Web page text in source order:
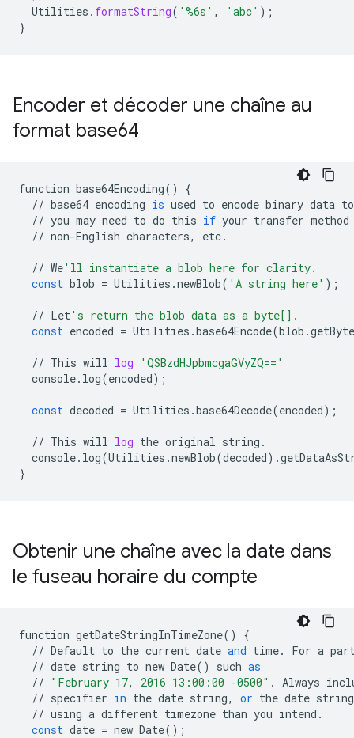
Utilities . formatString( '%6s' , 'abc' );
}
Encoder et décoder une chaîne au
format base64
function base64Encoding()
{
// base64 encoding is used to encode binary data to
// you may need to do this if your transfer method
// non-English characters, etc.
// We'll instantiate a blob here for clarity.
const blob = Utilities .newBlob( 'A string here' );
// Let's return the blob data as a byte[].
const encoded = Utilities .base64Encode(blob .
// This will log
'QSBzdHJpbmcgaGVyZQ=='
console. log(encoded);
const decoded = Utilities .base64Decode(encoded);
// This will log the original string .
console. log(Utilities .newBlob(decoded) .
}
Obtenir une chaîne avec la date dans
le fuseau horaire du compte
function getDateStringInTimeZone()
{
// Default to the current date and time. For a
// date string to new Date() such as
// "February 17, 2016 13:00:00 -0500" . Always
// specifier in the date string, or the date string
// using a different timezone than you intend .
const date = new Date();